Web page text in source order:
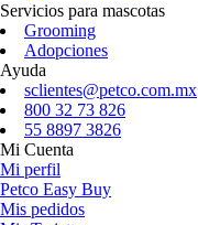
Servicios para mascotas
Grooming
Adopciones
Ayuda
sclientes@petco.com.mx
800 32 73 826
55 8897 3826
Mi Cuenta
Mi perfil
Petco Easy Buy
Mis pedidos